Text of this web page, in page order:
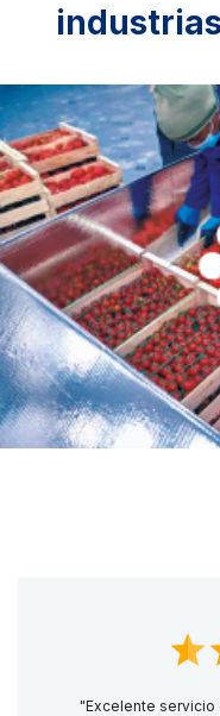
"Excelente